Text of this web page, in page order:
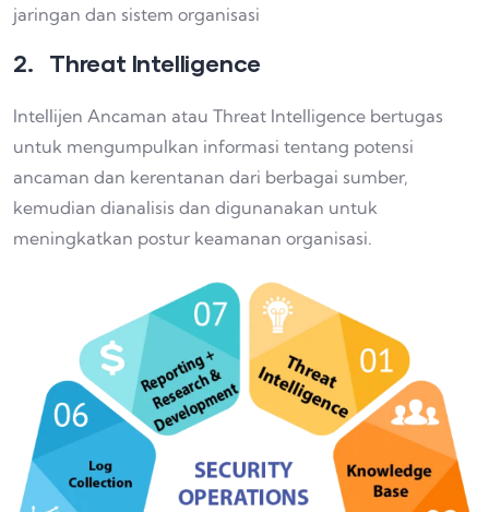
jaringan dan sistem organisasi
2. Threat Intelligence
Intellijen Ancaman atau Threat Intelligence bertugas
untuk mengumpulkan informasi tentang potensi
ancaman dan kerentanan dari berbagai sumber,
kemudian dianalisis dan digunanakan untuk
meningkatkan postur keamanan organisasi.